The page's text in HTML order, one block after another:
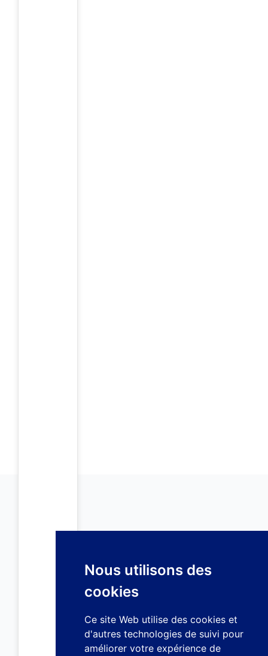
Nous utilisons des
cookies
Ce site Web utilise des cookies et
d'autres technologies de suivi pour
améliorer votre expérience de